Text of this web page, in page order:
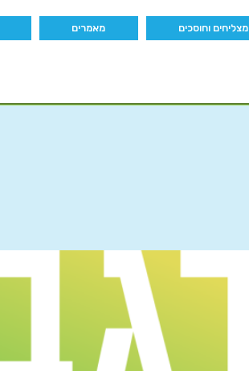
מצליחים וחוסכים מאמרים